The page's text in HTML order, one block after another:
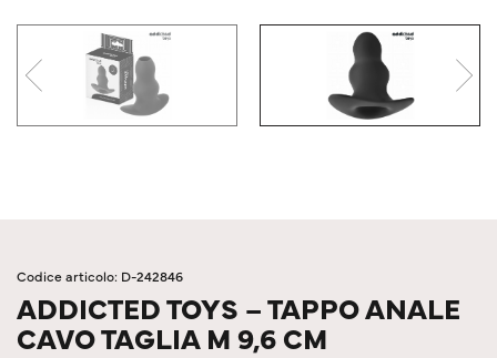
Codice articolo: D-242846
ADDICTED TOYS – TAPPO ANALE
CAVO TAGLIA M 9,6 CM